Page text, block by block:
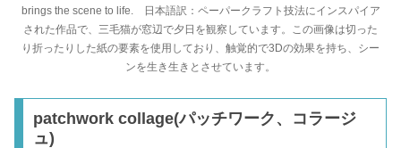
brings the scene to life. 日本語訳：ペーパークラフト技法にインスパイア
された作品で、三毛猫が窓辺で夕日を観察しています。この画像は切った
り折ったりした紙の要素を使用しており、触覚的で3Dの効果を持ち、シー
ンを生き生きとさせています。
patchwork collage(パッチワーク、コラージ
ュ)